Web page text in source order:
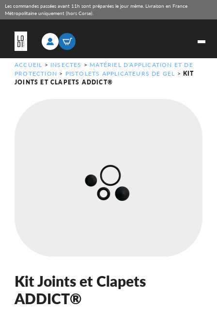
Les commandes passées avant 11h sont préparées le jour même. Livraison en France
Métropolitaine uniquement (hors Corse).
ACCUEIL > INSECTES > MATÉRIEL D'APPLICATION ET DE
PROTECTION > PISTOLETS APPLICATEURS DE GEL >KIT
JOINTS ET CLAPETS ADDICT®
Kit Joints et Clapets
ADDICT®